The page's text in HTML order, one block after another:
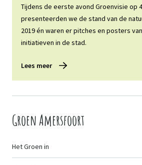
Tijdens de eerste avond Groenvisie op
presenteerden we de stand van de
2019 én waren er pitches en posters
initiatieven in de stad.
Lees meer
Groen Amersfoort
Het Groen in